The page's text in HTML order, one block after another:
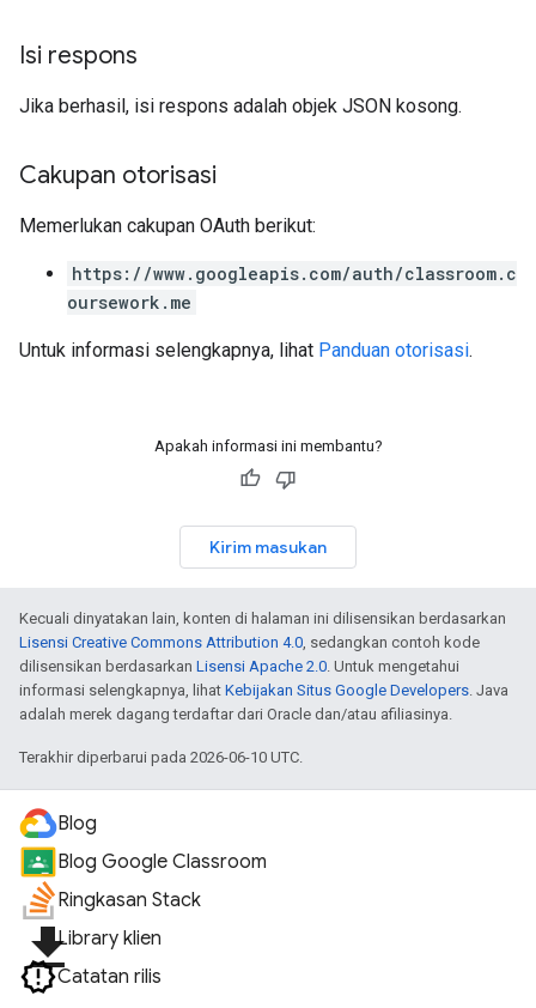
Isi respons
Jika berhasil, isi respons adalah objek JSON kosong.
Cakupan otorisasi
Memerlukan cakupan OAuth berikut:
https://www.googleapis.com/auth/classroom.c
oursework.me
Untuk informasi selengkapnya, lihat Panduan otorisasi.
Apakah informasi ini membantu?
Kirim masukan
Kecuali dinyatakan lain, konten di halaman ini dilisensikan berdasarkan
Lisensi Creative Commons Attribution 4.0, sedangkan contoh kode
dilisensikan berdasarkan Lisensi Apache 2.0. Untuk mengetahui
informasi selengkapnya, lihat Kebijakan Situs Google Developers. Java
adalah merek dagang terdaftar dari Oracle dan/atau afiliasinya.
Terakhir diperbarui pada 2026-06-10 UTC.
Blog
Blog Google Classroom
Ringkasan Stack
file_downloadLibrary klien
Catatan rilis